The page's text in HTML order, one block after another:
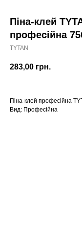
Піна-клей
професійна
TYTAN
283,00 грн.
Піна-клей професійна
Вид: Професійна